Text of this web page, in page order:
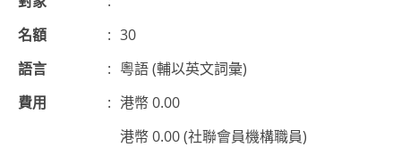
名額
: 30
語言
: 粵語 (輔以英文詞彙)
費用
: 港幣 0.00
港幣 0.00 (社聯會員機構職員)